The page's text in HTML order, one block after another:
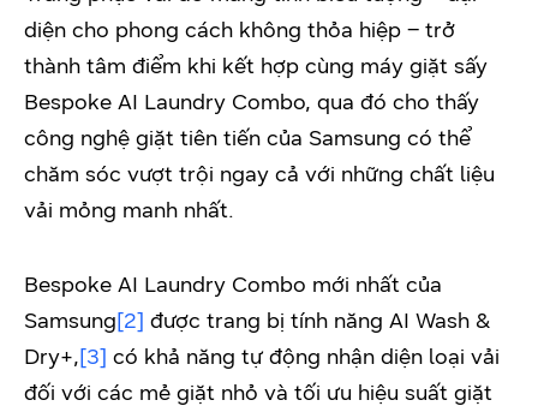
diện cho phong cách không thỏa hiệp – trở
thành tâm điểm khi kết hợp cùng máy giặt sấy
Bespoke AI Laundry Combo, qua đó cho thấy
công nghệ giặt tiên tiến của Samsung có thể
chăm sóc vượt trội ngay cả với những chất liệu
vải mỏng manh nhất.
Bespoke AI Laundry Combo mới nhất của
Samsung[2] được trang bị tính năng AI Wash &
Dry+,[3] có khả năng tự động nhận diện loại vải
đối với các mẻ giặt nhỏ và tối ưu hiệu suất giặt